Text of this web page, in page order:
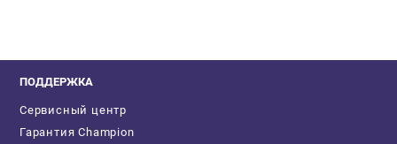
ПОДДЕРЖКА
Сервисный центр
Гарантия Champion